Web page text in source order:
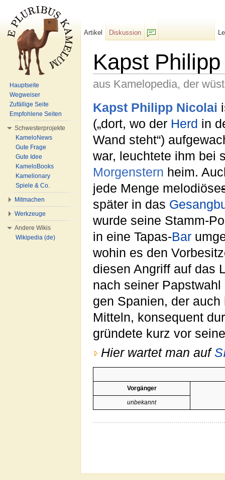
Kapst
aus Kamelopedia, der
Kapst Philipp Nicolai
(„dort, wo der Herd in
Wand steht“)
war, leuchtete ihm bei
Morgenstern heim.
jede Menge melodiöse
später in das
wurde seine Stamm-
in eine Tapas-Bar
wohin es den
diesen Angriff auf das
nach seiner
gen Spanien, der
Mitteln, konsequent
gründete kurz vor
Hier wartet man auf
Vorgänger
unbekannt
Artikel
Diskussion
Hauptseite
Wegweiser
Zufällige Seite
Empfohlene Seiten
Schwesterprojekte
KameloNews
Gute Frage
Gute Idee
KameloBooks
Kamelionary
Spiele & Co.
Mitmachen
Werkzeuge
Andere Wikis
Wikipedia (de)